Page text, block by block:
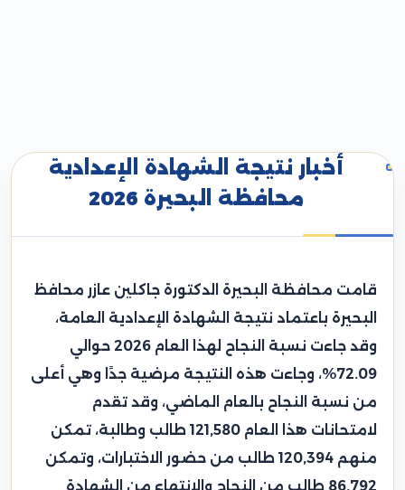
أخبار نتيجة الشهادة الإعدادية
محافظة البحيرة 2026
قامت محافظة البحيرة الدكتورة جاكلين عازر محافظ
البحيرة باعتماد نتيجة الشهادة الإعدادية العامة،
وقد جاءت نسبة النجاح لهذا العام 2026 حوالي
72.09%، وجاءت هذه النتيجة مرضية جدًا وهي أعلى
من نسبة النجاح بالعام الماضي، وقد تقدم
لامتحانات هذا العام 121,580 طالب وطالبة، تمكن
منهم 120,394 طالب من حضور الاختبارات، وتمكن
86,792 طالب من النجاح والانتهاء من الشهادة